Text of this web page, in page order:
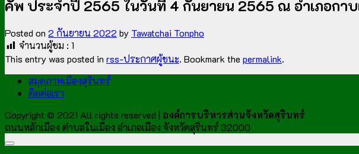
คัพ ประจำปี 2565 ในวันที่ 4 กันยายน 2565 ณ อำเภอกา
Posted on 2 กันยายน 2022 by Tawatchai Tonpho
จำนวนผู้ชม : 1
This entry was posted in rss-ประกาศผู้ชนะ. Bookmark the permalink.
สมุดภาพเมืองสุรินทร์
ติดต่อเรา
Copyright © 2021 All rights reserved | องค์การบริหารส่วนจังหวัดสุรินทร์
ถนนหลักเมือง ตำบลในเมือง อำเภอเมือง จังหวัดสุรินทร์ 32000